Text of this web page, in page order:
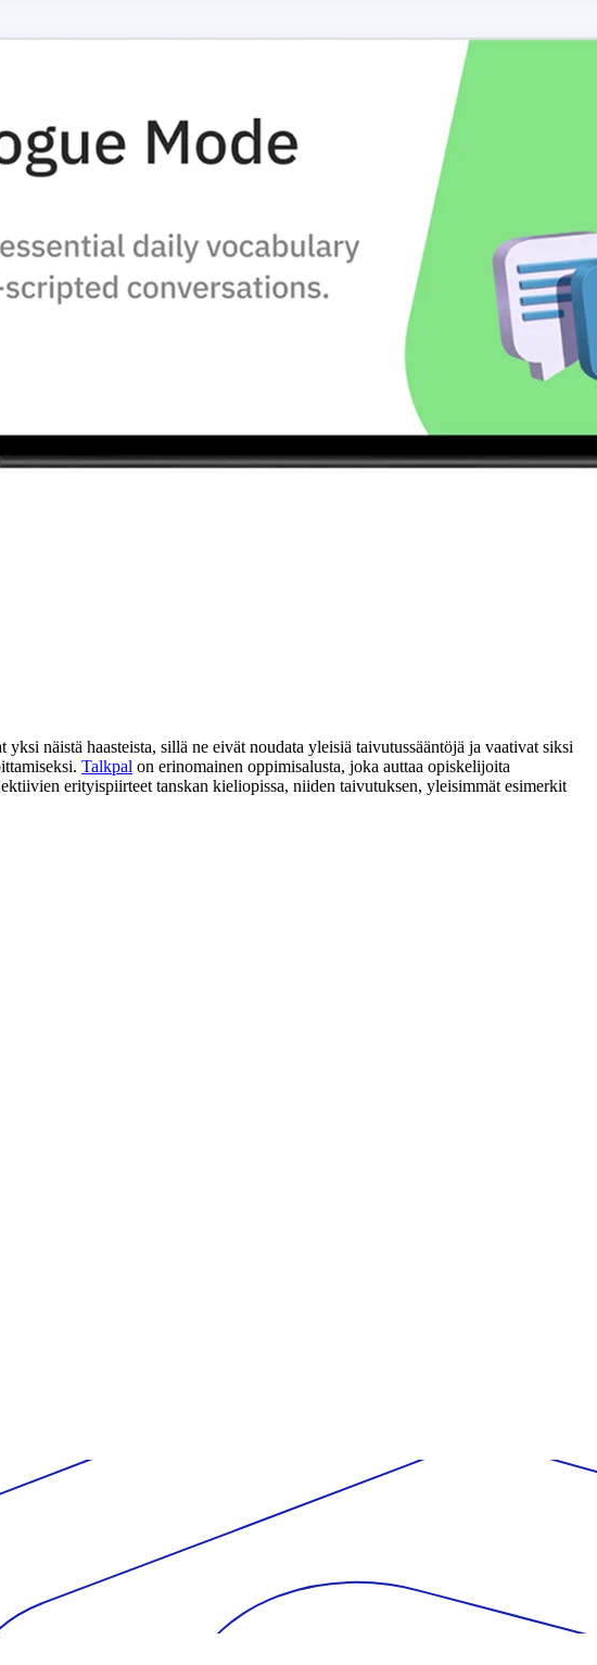
näistä haasteista, sillä ne eivät noudata yleisiä taivutussääntöjä ja vaativat siksi
Talkpal on erinomainen oppimisalusta, joka auttaa opiskelijoita
erityispiirteet tanskan kieliopissa, niiden taivutuksen, yleisimmät esimerkit